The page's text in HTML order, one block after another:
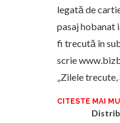
legată de
pasaj hobanat
fi trecută în
scrie
„Zilele
CITESTE MAI